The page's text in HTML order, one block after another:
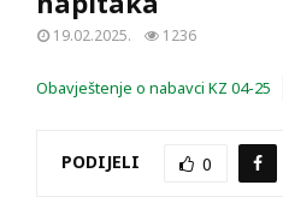
19.02.2025. 1236
Obavještenje o nabavci KZ 04-25
PODIJELI 0